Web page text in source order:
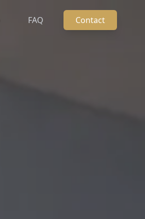
FAQ Contact